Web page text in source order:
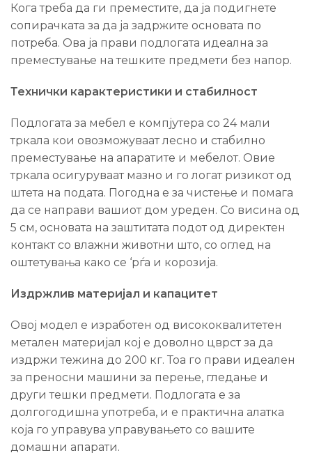
Кога треба да ги преместите, да ја подигнете
сопирачката за да ја задржите основата по
потреба. Ова ја прави подлогата идеална за
преместување на тешките предмети без напор.
Технички карактеристики и стабилност
Подлогата за мебел е компјутера со 24 мали
тркала кои овозможуваат лесно и стабилно
преместување на апаратите и мебелот. Овие
тркала осигуруваат мазно и го логат ризикот од
штета на подата. Погодна е за чистење и помага
да се направи вашиот дом уреден. Со висина од
5 см, основата на заштитата подот од директен
контакт со влажни животни што, со оглед на
оштетувања како се ‘рѓа и корозија.
Издржлив материјал и капацитет
Овој модел е изработен од висококвалитетен
метален материјал кој е доволно цврст за да
издржи тежина до 200 кг. Тоа го прави идеален
за преносни машини за перење, гледање и
други тешки предмети. Подлогата е за
долгогодишна употреба, и е практична алатка
која го управува управувањето со вашите
домашни апарати.